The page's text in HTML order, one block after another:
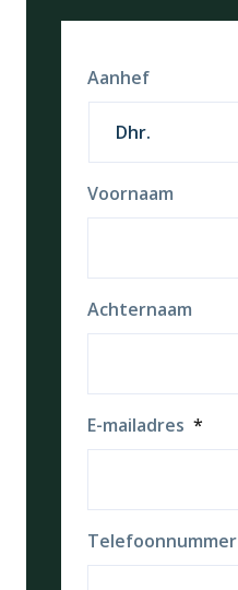
Aanhef
Voornaam
Achternaam
E-mailadres *
Telefoonnummer